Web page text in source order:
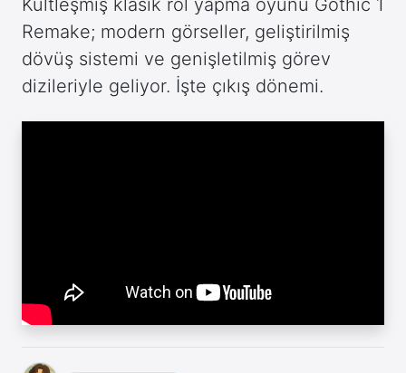
Kültleşmiş klasik rol yapma oyunu Gothic 1
Remake; modern görseller, geliştirilmiş
dövüş sistemi ve genişletilmiş görev
dizileriyle geliyor. İşte çıkış dönemi.